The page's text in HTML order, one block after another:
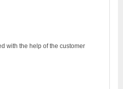
with the help of the customer